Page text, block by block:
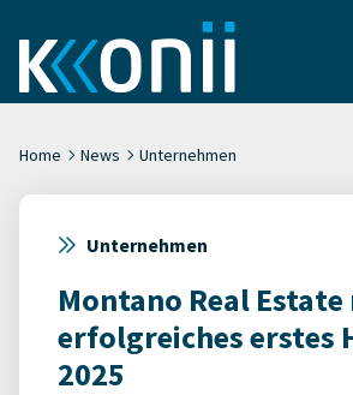
Home News Unternehmen
Unternehmen
Montano Real
erfolgreiches erstes
2025